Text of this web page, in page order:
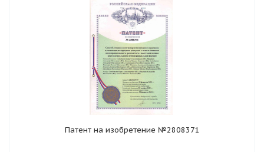
Патент на изобретение №2808371